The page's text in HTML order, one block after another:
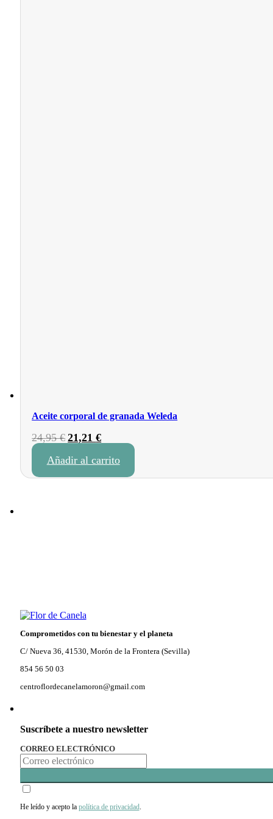
Aceite corporal de granada Weleda
24,95€ El
original
era:
21,21€El
actual
es:
Añadir al carrito
Comprometidos con tu bienestar y el planeta
C/ Nueva 36, 41530, Morón de la Frontera (Sevilla)
854 56 50 03
centroflordecanelamoron@gmail.com
Suscríbete a nuestro newsletter
CORREO ELECTRÓNICO
He leído y acepto la política de privacidad.